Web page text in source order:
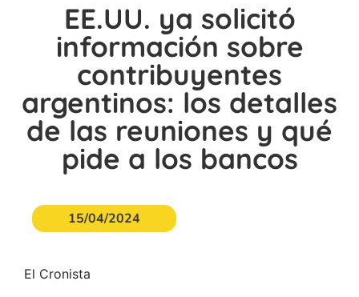
EE.UU. ya solicitó
información sobre
contribuyentes
argentinos: los detalles
de las reuniones y qué
pide a los bancos
15/04/2024
El Cronista